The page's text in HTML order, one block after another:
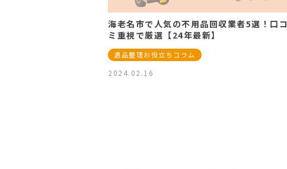
海老名市で人気の不用品回収業者5選！口コ
ミ重視で厳選【24年最新】
遺品整理お役立ちコラム
2024.02.16